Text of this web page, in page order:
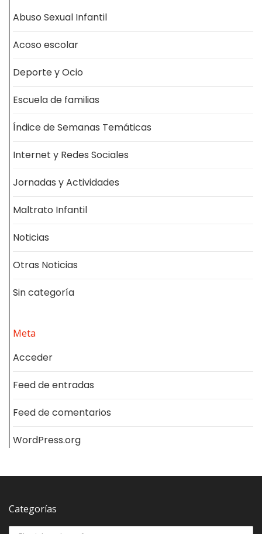
Abuso Sexual Infantil
Acoso escolar
Deporte y Ocio
Escuela de familias
Índice de Semanas Temáticas
Internet y Redes Sociales
Jornadas y Actividades
Maltrato Infantil
Noticias
Otras Noticias
Sin categoría
Meta
Acceder
Feed de entradas
Feed de comentarios
WordPress.org
Categorías